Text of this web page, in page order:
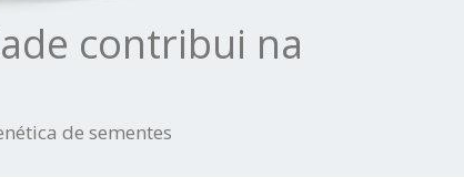
contribui na
de sementes